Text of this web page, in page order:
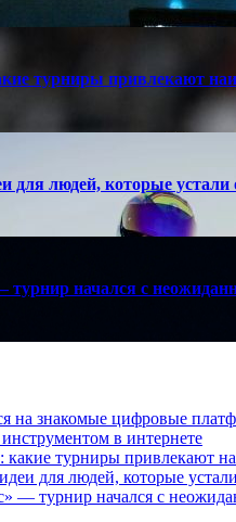
турниры привлекают
людей, которые устали
начался с
на знакомые цифровые
в интернете
какие турниры привлекают
для людей, которые
— турнир начался с